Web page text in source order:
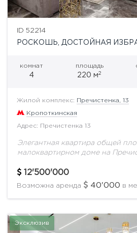
ID 52214
РОСКОШЬ, ДОСТОЙНАЯ
комнат
4
площадь
220 м2
Жилой комплекс: Пречистенка, 13
Кропоткинская
Адрес: Пречистенка 13
Элегантная квартира общей
малоквартирном доме на
бывшего доходного дома
подъезд, круглосуточная
12'500'000
Возможна аренда 40'000 в
Эксклюзив